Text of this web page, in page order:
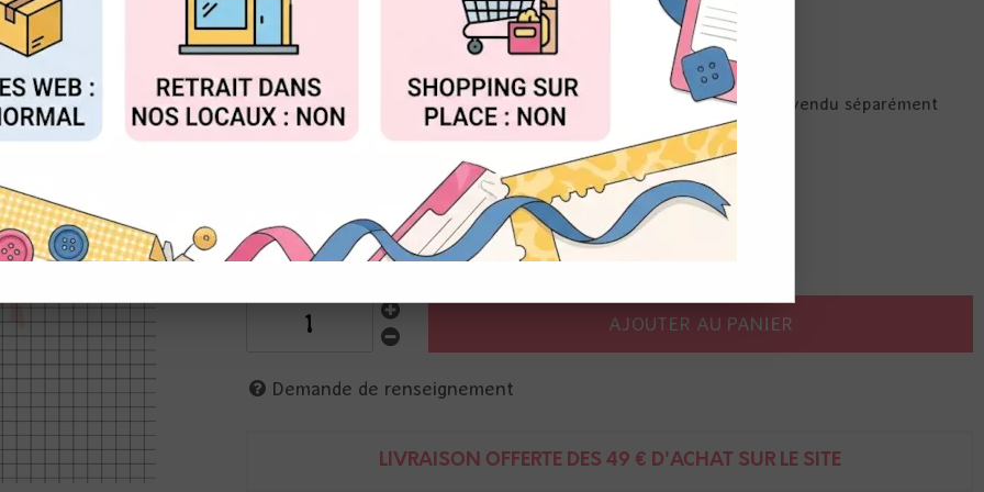
Réf. :DIY-CI-SC60
DIY&Cie
Sceau en laiton pour cachet de cire. A visser sur un manche en bois vendu séparément
Diamètre 25mm
3662855149548
AJOUTER AU PANIER
Demande de renseignement
LIVRAISON OFFERTE DÈS 49 € D'ACHAT SUR LE SITE
ACCEPTER TOUT